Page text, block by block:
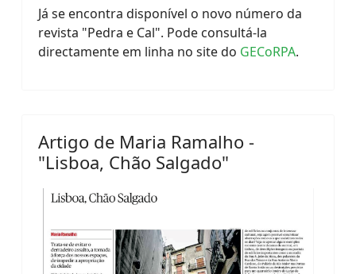
Já se encontra disponível o novo número da
revista "Pedra e Cal". Pode consultá-la
directamente em linha no site do GECoRPA.
Artigo de Maria Ramalho -
"Lisboa, Chão Salgado"